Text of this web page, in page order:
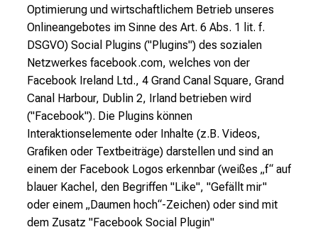
Optimierung und wirtschaftlichem Betrieb unseres
Onlineangebotes im Sinne des Art. 6 Abs. 1 lit. f.
DSGVO) Social Plugins ("Plugins") des sozialen
Netzwerkes facebook.com, welches von der
Facebook Ireland Ltd., 4 Grand Canal Square, Grand
Canal Harbour, Dublin 2, Irland betrieben wird
("Facebook"). Die Plugins können
Interaktionselemente oder Inhalte (z.B. Videos,
Grafiken oder Textbeiträge) darstellen und sind an
einem der Facebook Logos erkennbar (weißes „f“ auf
blauer Kachel, den Begriffen "Like", "Gefällt mir"
oder einem „Daumen hoch“-Zeichen) oder sind mit
dem Zusatz "Facebook Social Plugin"